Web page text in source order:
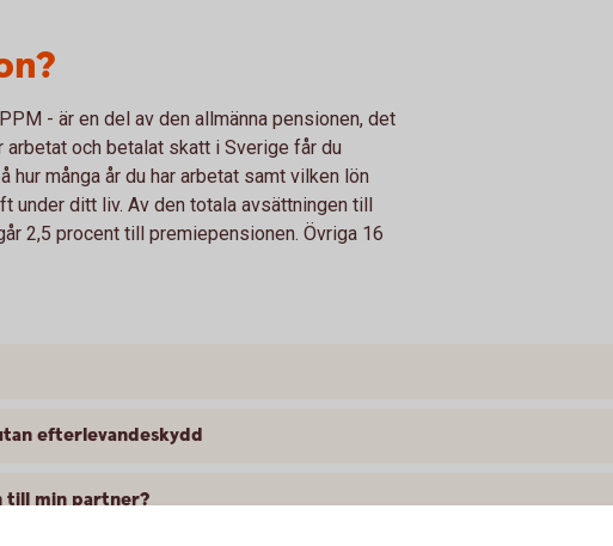
- är en del av den allmänna pensionen, det
och betalat skatt i Sverige får du
många år du har arbetat samt vilken lön
under ditt liv. Av den totala avsättningen till
2,5 procent till premiepensionen. Övriga 16
efterlevandeskydd
till min partner?